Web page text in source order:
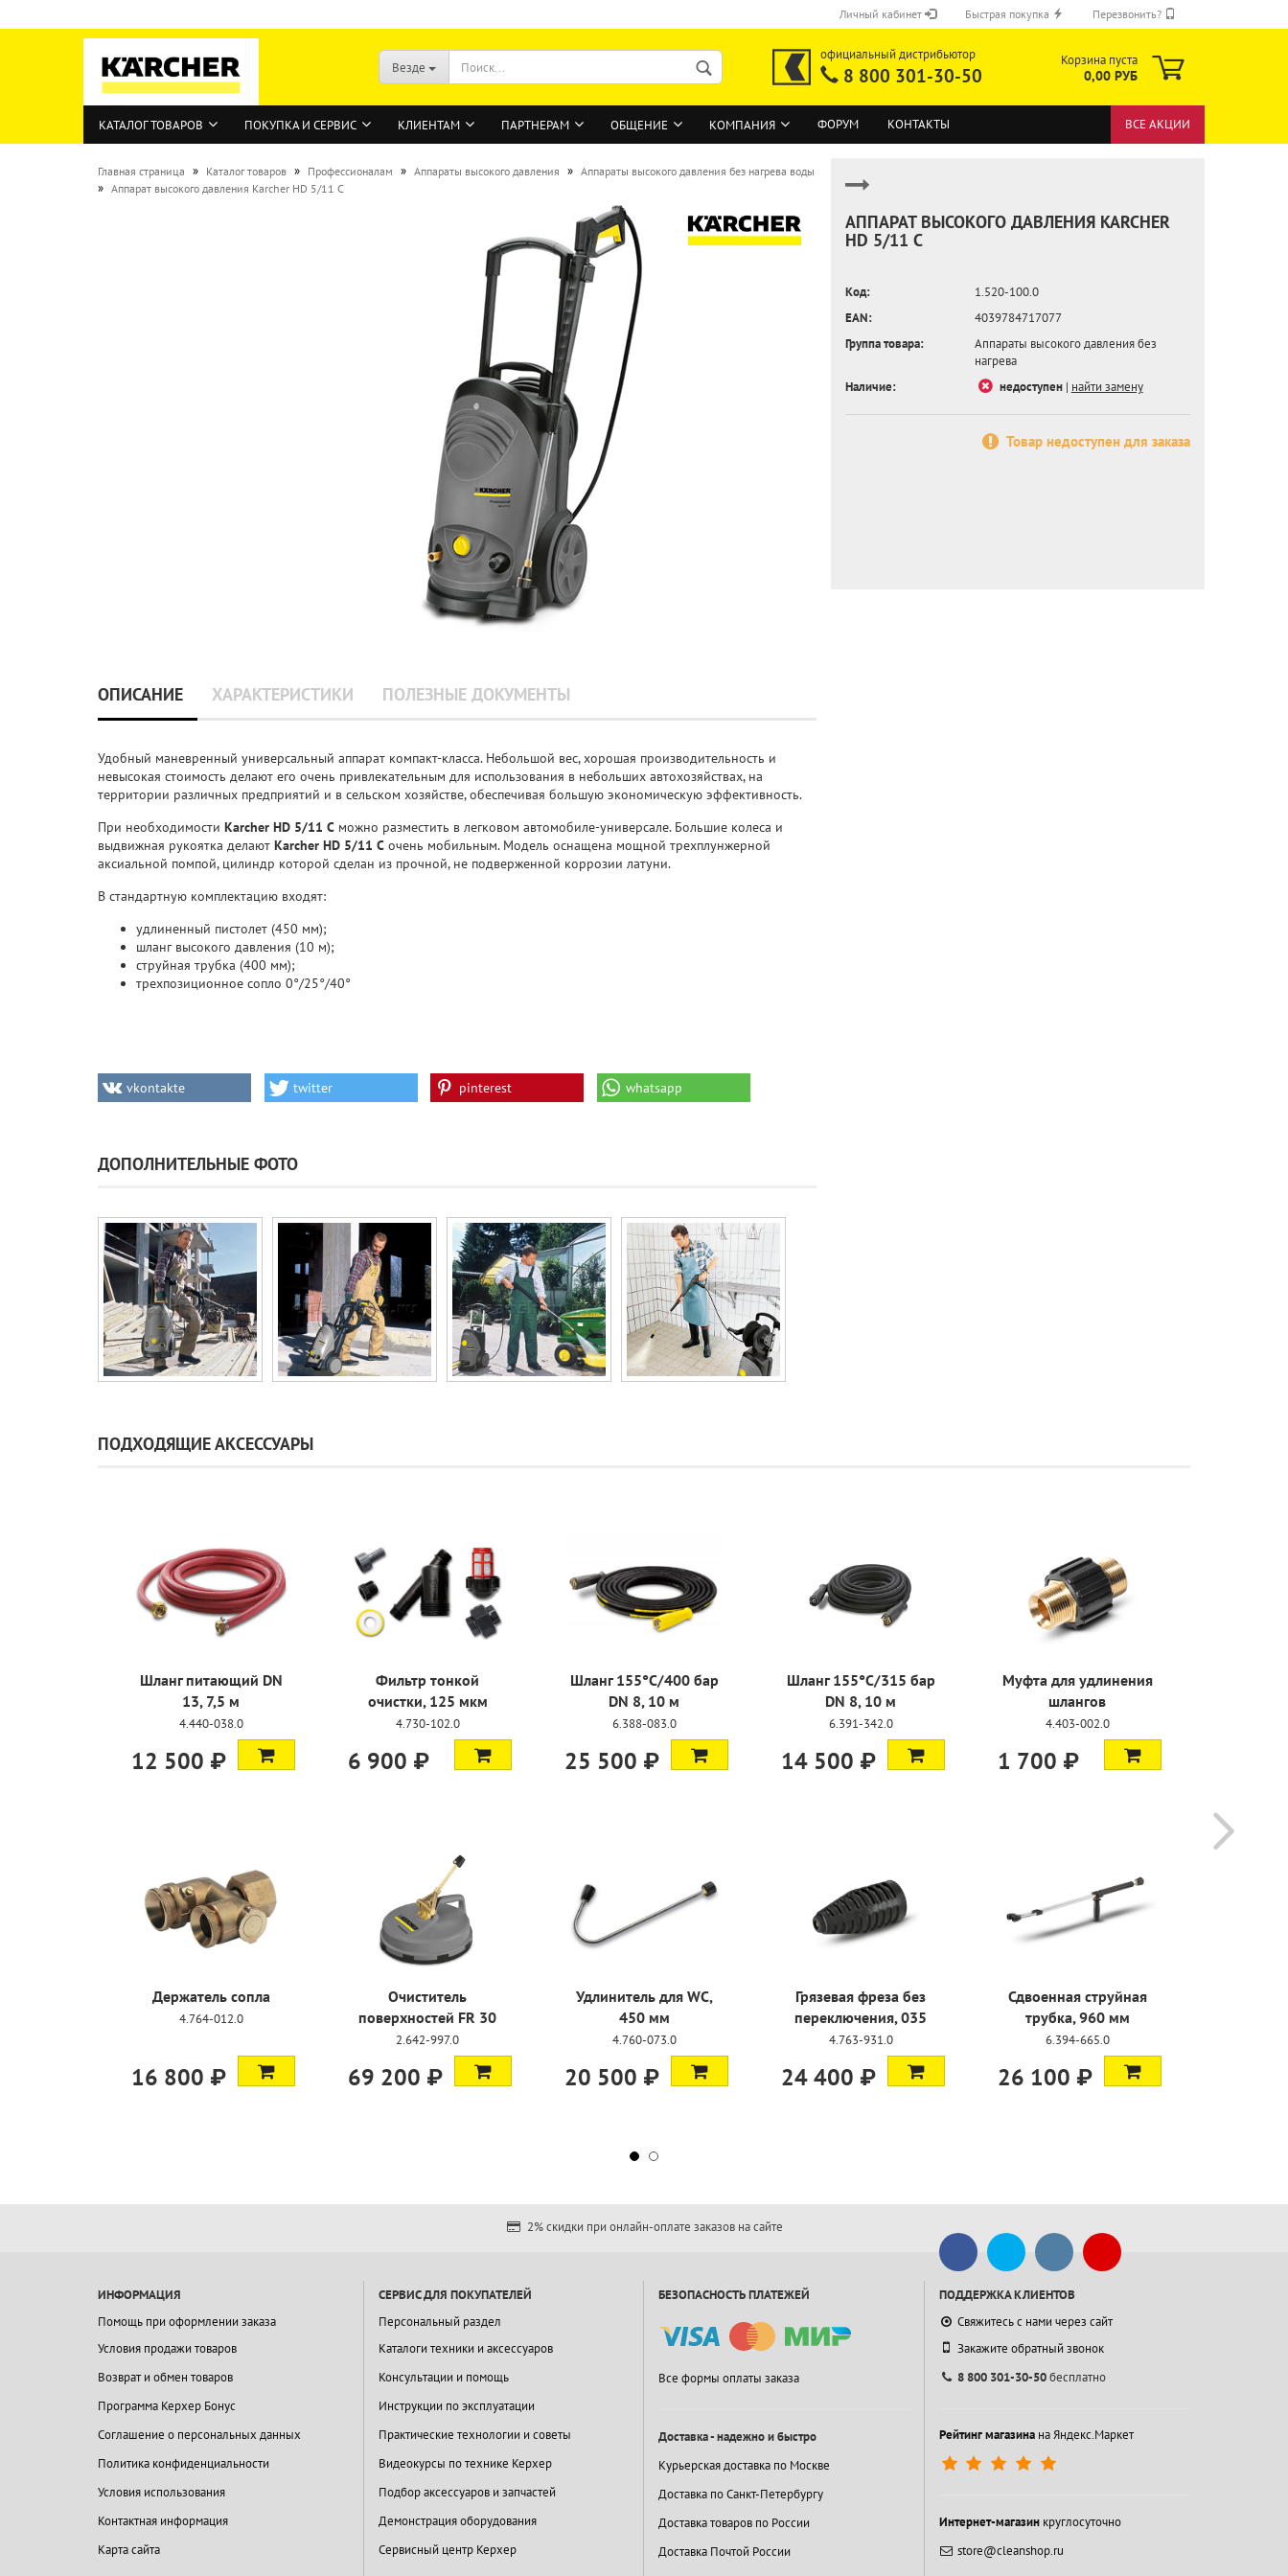
Личный кабинет
ВОЙТИ
Регистрация на сайте
Забыли пароль?
Быстрая покупка Перезвонить?
ОТПРАВИТЬ
Везде
официальный дистрибьютор
8 800 301-30-50
Корзина пуста
0,00 РУБ
КАТАЛОГ ТОВАРОВ ПОКУПКА И СЕРВИС КЛИЕНТАМ ПАРТНЕРАМ ОБЩЕНИЕ КОМПАНИЯ ФОРУМ КОНТАКТЫ ВСЕ АКЦИИ
Главная страница » Каталог товаров » Профессионалам » Аппараты высокого давления » Аппараты высокого давления без нагрева воды
» Аппарат высокого давления Karcher HD 5/11 C
АППАРАТ ВЫСОКОГО ДАВЛЕНИЯ KARCHER
HD 5/11 C
Код:
1.520-100.0
EAN:
4039784717077
Группа товара:
Аппараты высокого давления без
нагрева
Наличие:
недоступен| найти замену
Товар недоступен для заказа
ОПИСАНИЕ ХАРАКТЕРИСТИКИ ПОЛЕЗНЫЕ ДОКУМЕНТЫ
Удобный маневренный универсальный аппарат компакт-класса. Небольшой вес, хорошая производительность и
невысокая стоимость делают его очень привлекательным для использования в небольших автохозяйствах, на
территории различных предприятий и в сельском хозяйстве, обеспечивая большую экономическую эффективность.
При необходимости Karcher НD 5/11 C можно разместить в легковом автомобиле-универсале. Большие колеса и
выдвижная рукоятка делают Karcher НD 5/11 C очень мобильным. Модель оснащена мощной трехплунжерной
аксиальной помпой, цилиндр которой сделан из прочной, не подверженной коррозии латуни.
В стандартную комплектацию входят:
удлиненный пистолет (450 мм);
шланг высокого давления (10 м);
струйная трубка (400 мм);
трехпозиционное сопло 0°/25°/40°
vkontakte twitter pinterest whatsapp
ДОПОЛНИТЕЛЬНЫЕ ФОТО
ПОДХОДЯЩИЕ АКСЕССУАРЫ
Шланг питающий DN
13, 7,5 м
4.440-038.0
12 500 ₽
Фильтр тонкой
очистки, 125 мкм
4.730-102.0
6 900 ₽
Шланг 155°C/400 бар
DN 8, 10 м
6.388-083.0
25 500 ₽
Шланг 155°C/315 бар
DN 8, 10 м
6.391-342.0
14 500 ₽
Муфта для удлинения
шлангов
4.403-002.0
1 700 ₽
Держатель сопла
4.764-012.0
16 800 ₽
Очиститель
поверхностей FR 30
2.642-997.0
69 200 ₽
Удлинитель для WC,
450 мм
4.760-073.0
20 500 ₽
Грязевая фреза без
переключения, 035
4.763-931.0
24 400 ₽
Сдвоенная струйная
трубка, 960 мм
6.394-665.0
26 100 ₽
2% скидки при онлайн-оплате заказов на сайте
ИНФОРМАЦИЯ
Помощь при оформлении заказа
Условия продажи товаров
Возврат и обмен товаров
Программа Керхер Бонус
Соглашение о персональных данных
Политика конфиденциальности
Условия использования
Контактная информация
Карта сайта
СЕРВИС ДЛЯ ПОКУПАТЕЛЕЙ
Персональный раздел
Каталоги техники и аксессуаров
Консультации и помощь
Инструкции по эксплуатации
Практические технологии и советы
Видеокурсы по технике Керхер
Подбор аксессуаров и запчастей
Демонстрация оборудования
Сервисный центр Керхер
БЕЗОПАСНОСТЬ ПЛАТЕЖЕЙ
Все формы оплаты заказа
Доставка - надежно и быстро
Курьерская доставка по Москве
Доставка по Санкт-Петербургу
Доставка товаров по России
Доставка Почтой России
ПОДДЕРЖКА КЛИЕНТОВ
Свяжитесь с нами через сайт
Закажите обратный звонок
8 800 301-30-50бесплатно
Рейтинг магазинана Яндекс.Маркет
Интернет-магазинкруглосуточно
store@cleanshop.ru